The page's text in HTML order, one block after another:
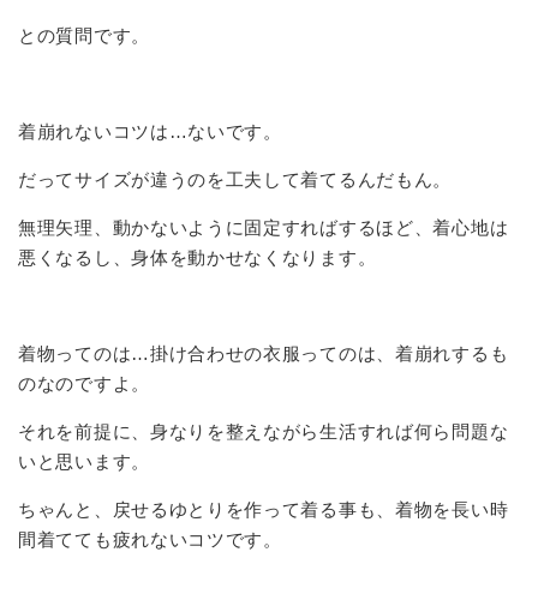
との質問です。
着崩れないコツは…ないです。
だってサイズが違うのを工夫して着てるんだもん。
無理矢理、動かないように固定すればするほど、着心地は
悪くなるし、身体を動かせなくなります。
着物ってのは…掛け合わせの衣服ってのは、着崩れするも
のなのですよ。
それを前提に、身なりを整えながら生活すれば何ら問題な
いと思います。
ちゃんと、戻せるゆとりを作って着る事も、着物を長い時
間着てても疲れないコツです。